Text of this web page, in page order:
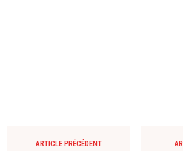
ARTICLE PRÉCÉDENT